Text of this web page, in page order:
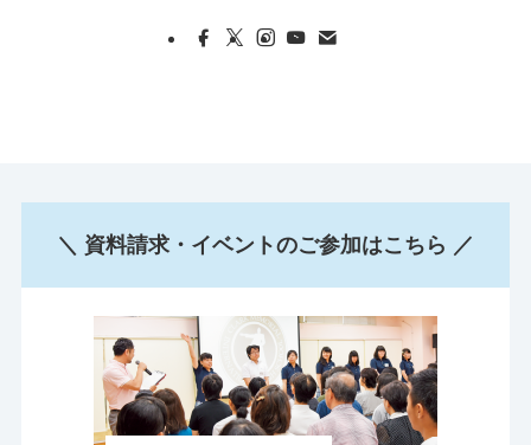
＼ 資料請求・イベントのご参加はこちら ／